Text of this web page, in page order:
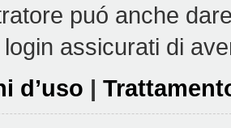
puó anche
assicurati di
d’uso |